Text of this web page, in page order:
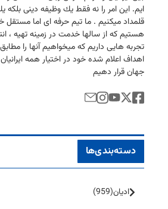
ایم. این امر را نه فقط یك وظیفه دینی
قلمداد میكنیم . ما تیم حرفه ای اما
هستیم كه از سالها خدمت در زمینه تهیه ،
تجربه هایی داریم كه میخواهیم آنها را مطابق
اهداف اعلام شده خود در اختیار همه
جهان قرار دهیم
دسته‌بندی‌ها
ادیان(959)